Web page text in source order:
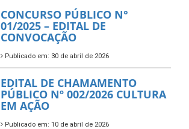
CONCURSO PÚBLICO N°
01/2025 – EDITAL DE
CONVOCAÇÃO
Publicado em: 30 de abril de 2026
EDITAL DE CHAMAMENTO
PÚBLICO Nº 002/2026 CULTURA
EM AÇÃO
Publicado em: 10 de abril de 2026